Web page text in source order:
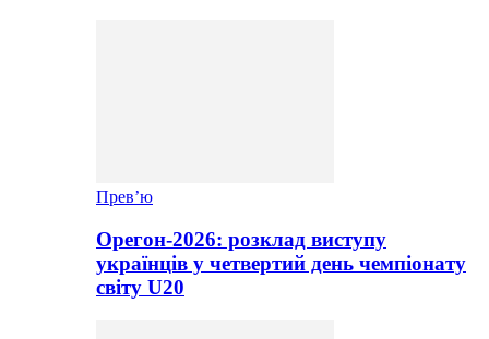
Прев’ю
Орегон-2026: розклад виступу
українців у четвертий день чемпіонату
світу U20